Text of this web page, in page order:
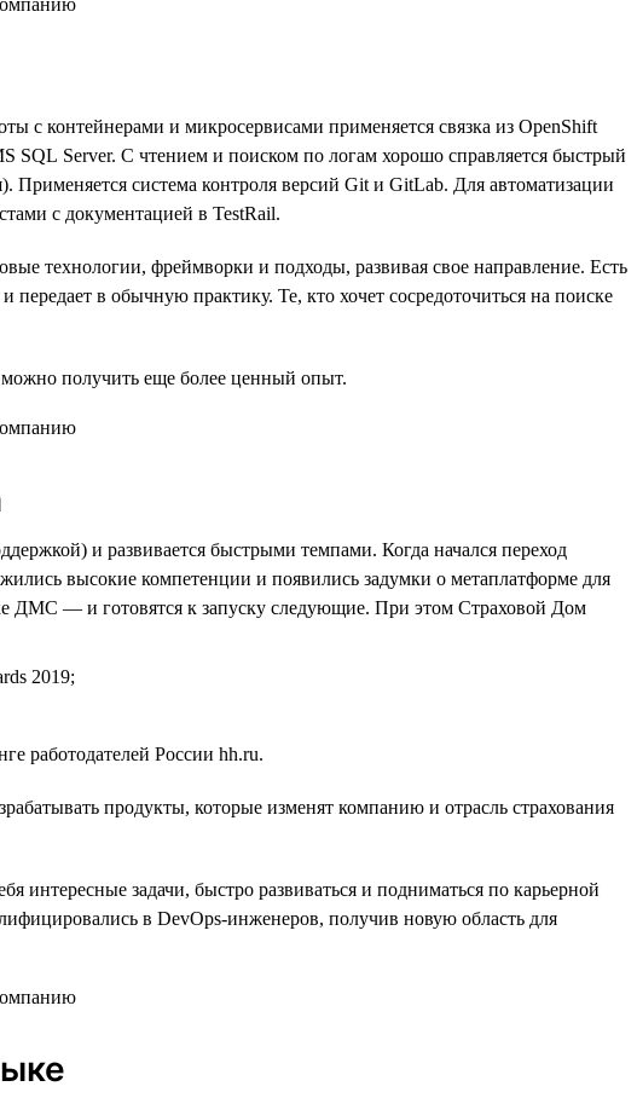
с контейнерами и микросервисами применяется связка из OpenShift
Server. С чтением и поиском по логам хорошо справляется быстрый
система контроля версий Git и GitLab. Для автоматизации
с документацией в TestRail.
технологии, фреймворки и подходы, развивая свое направление. Есть
в обычную практику. Те, кто хочет сосредоточиться на поиске
получить еще более ценный опыт.
и развивается быстрыми темпами. Когда начался переход
высокие компетенции и появились задумки о метаплатформе для
ДМС — и готовятся к запуску следующие. При этом Страховой Дом
2019;
работодателей России hh.ru.
продукты, которые изменят компанию и отрасль страхования
интересные задачи, быстро развиваться и подниматься по карьерной
в DevOps-инженеров, получив новую область для